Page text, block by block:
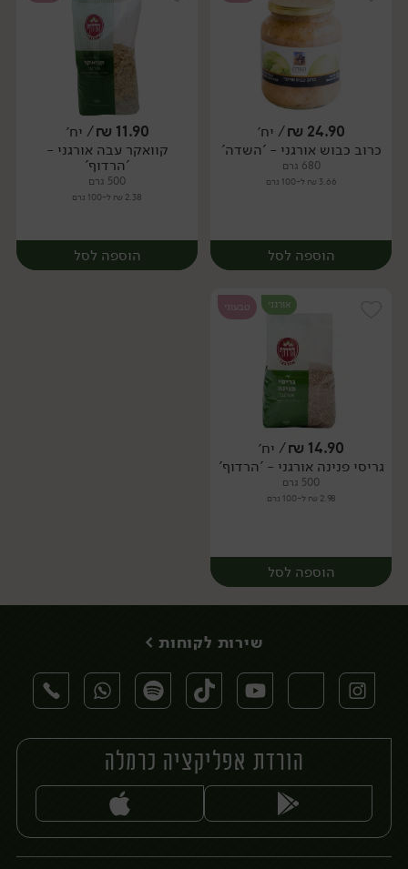
יח׳ יח׳
24.90
₪/ יח׳
כרוב כבוש אורגני - 'השדה'
680 גרם
3.66 ₪ ל-100 גרם
הוספה לסל
יח׳
11.90
₪/ יח׳
קוואקר עבה אורגני -
'הרדוף'
500 גרם
2.38 ₪ ל-100 גרם
הוספה לסל
אורגני טבעוני
14.90
₪/ יח׳
גריסי פנינה אורגני - 'הרדוף'
500 גרם
2.98 ₪ ל-100 גרם
הוספה לסל
יח׳
שירות לקוחות >
הורדת אפליקציה כרמלה